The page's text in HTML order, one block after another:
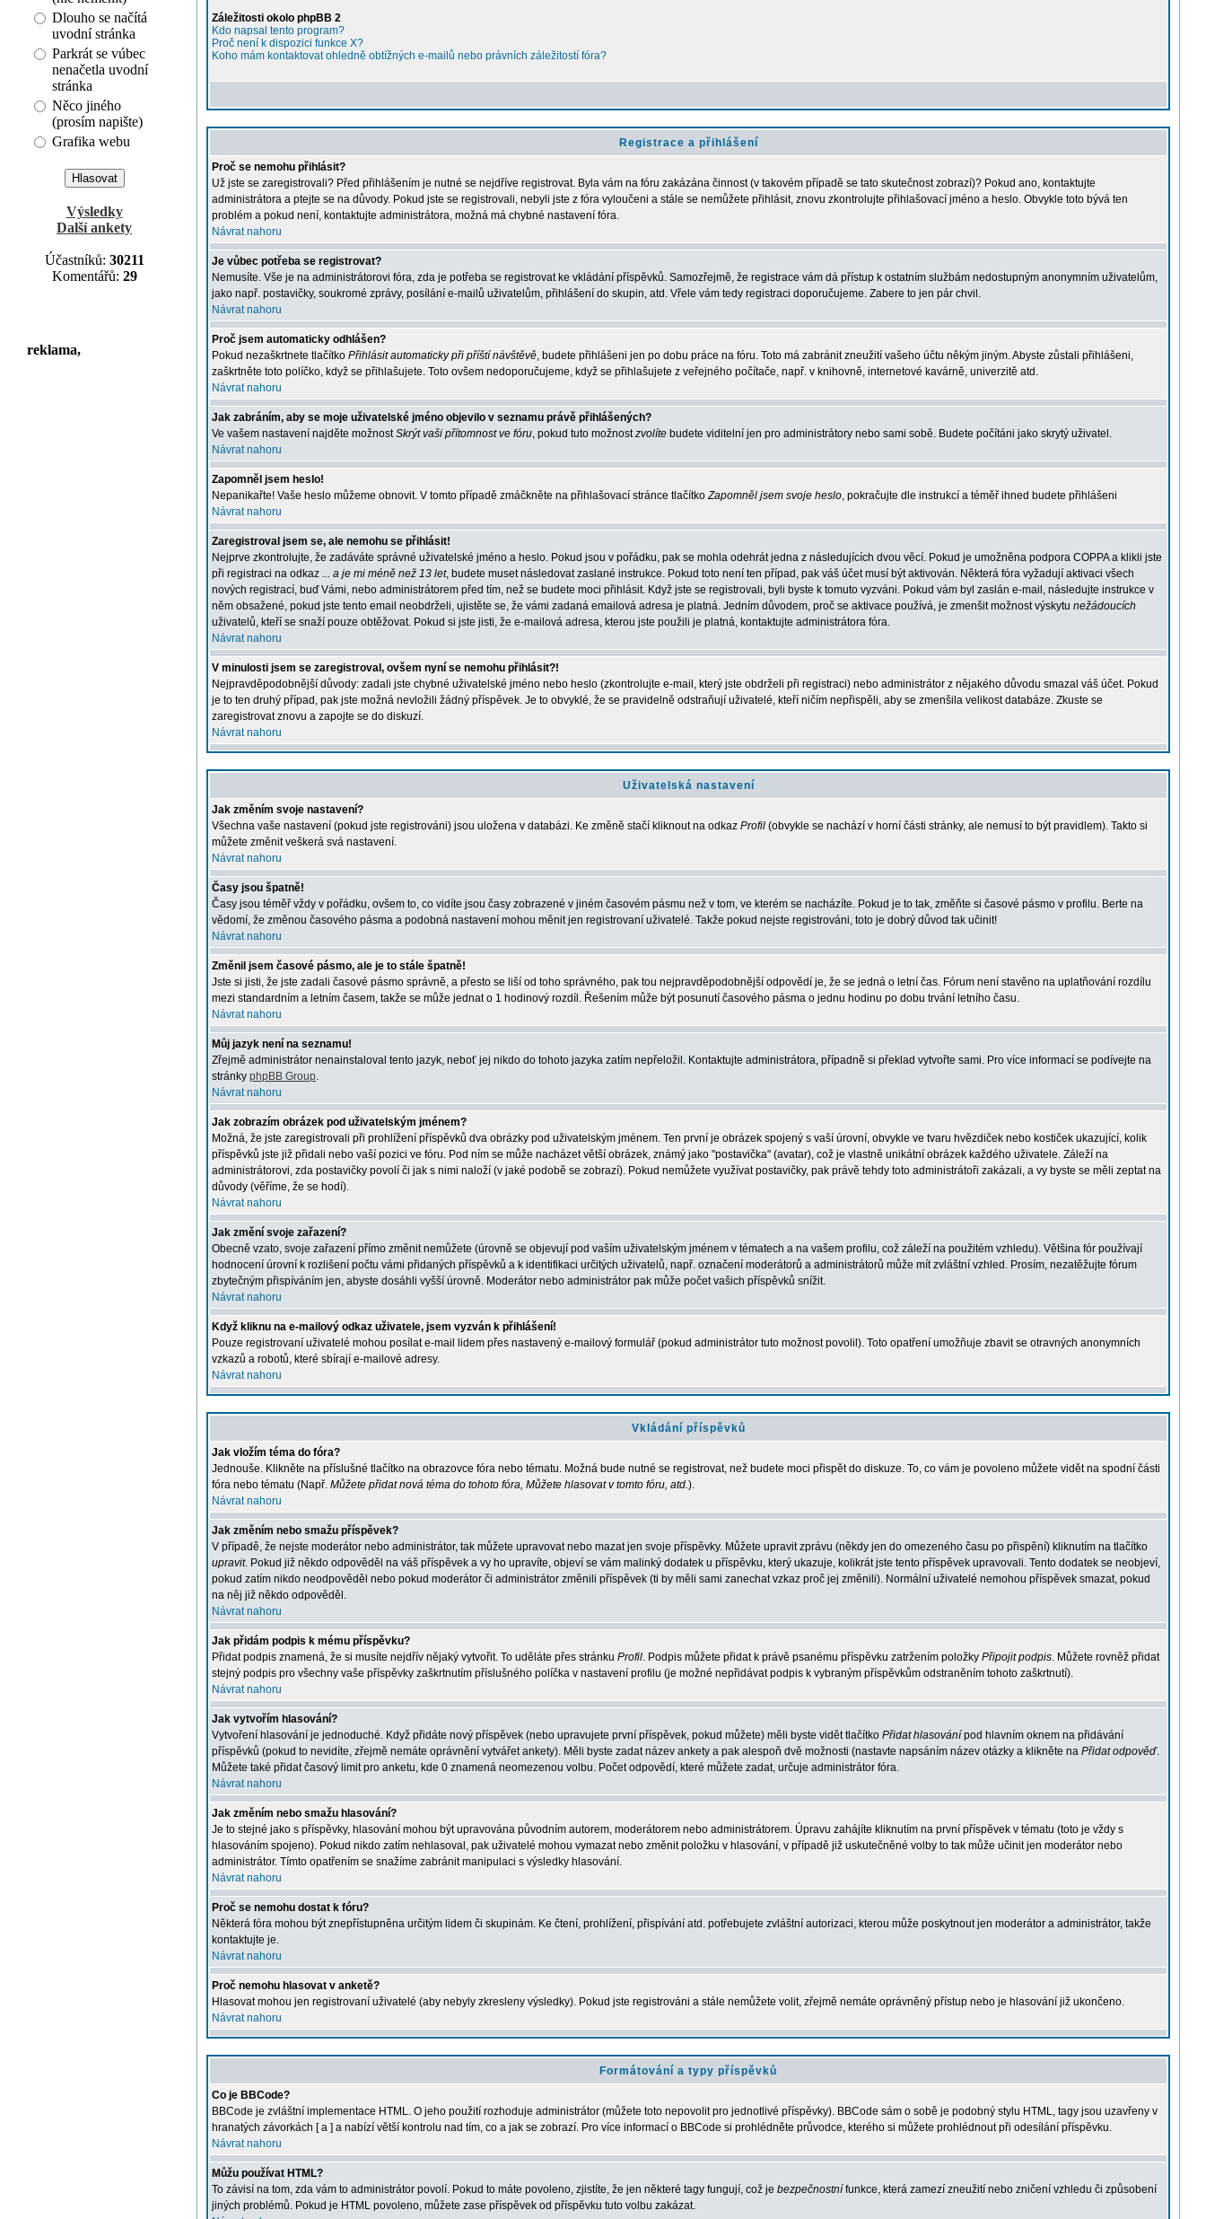
Dlouho se načítá
uvodní stránka
Parkrát se vúbec
nenačetla uvodní
stránka
Něco jiného
(prosím napište)
Grafika webu
Výsledky
Další ankety
Účastníků: 30211
Komentářů: 29
reklama,
Záležitosti okolo phpBB 2
Kdo napsal tento program?
Proč není k dispozici funkce X?
Koho mám kontaktovat ohledně obtížných e-mailů nebo právních záležitostí fóra?
Registrace a přihlášení
Proč se nemohu přihlásit?
Už jste se zaregistrovali? Před přihlášením je nutné se nejdříve registrovat. Byla vám na fóru zakázána činnost (v takovém případě se tato skutečnost zobrazí)? Pokud ano, kontaktujte
administrátora a ptejte se na důvody. Pokud jste se registrovali, nebyli jste z fóra vyloučeni a stále se nemůžete přihlásit, znovu zkontrolujte přihlašovací jméno a heslo. Obvykle toto bývá ten
problém a pokud není, kontaktujte administrátora, možná má chybné nastavení fóra.
Návrat nahoru
Je vůbec potřeba se registrovat?
Nemusíte. Vše je na administrátorovi fóra, zda je potřeba se registrovat ke vkládání příspěvků. Samozřejmě, že registrace vám dá přístup k ostatním službám nedostupným anonymním uživatelům,
jako např. postavičky, soukromé zprávy, posílání e-mailů uživatelům, přihlášení do skupin, atd. Vřele vám tedy registraci doporučujeme. Zabere to jen pár chvil.
Návrat nahoru
Proč jsem automaticky odhlášen?
Pokud nezaškrtnete tlačítko Přihlásit automaticky při příští návštěvě, budete přihlášeni jen po dobu práce na fóru. Toto má zabránit zneužití vašeho účtu někým jiným. Abyste zůstali přihlášeni,
zaškrtněte toto políčko, když se přihlašujete. Toto ovšem nedoporučujeme, když se přihlašujete z veřejného počítače, např. v knihovně, internetové kavárně, univerzitě atd.
Návrat nahoru
Jak zabráním, aby se moje uživatelské jméno objevilo v seznamu právě přihlášených?
Ve vašem nastavení najděte možnostSkrýt vaši přítomnost ve fóru, pokud tuto možnostzvolíte budete viditelní jen pro administrátory nebo sami sobě. Budete počítáni jako skrytý uživatel.
Návrat nahoru
Zapomněl jsem heslo!
Nepanikařte! Vaše heslo můžeme obnovit. V tomto případě zmáčkněte na přihlašovací stránce tlačítkoZapomněl jsem svoje heslo, pokračujte dle instrukcí a téměř ihned budete přihlášeni
Návrat nahoru
Zaregistroval jsem se, ale nemohu se přihlásit!
Nejprve zkontrolujte, že zadáváte správné uživatelské jméno a heslo. Pokud jsou v pořádku, pak se mohla odehrát jedna z následujících dvou věcí. Pokud je umožněna podpora COPPA a klikli jste
při registraci na odkaz ... a je mi méně než 13 let, budete muset následovat zaslané instrukce. Pokud toto není ten případ, pak váš účet musí být aktivován. Některá fóra vyžadují aktivaci všech
nových registrací, buď Vámi, nebo administrátorem před tím, než se budete moci přihlásit. Když jste se registrovali, byli byste k tomuto vyzváni. Pokud vám byl zaslán e-mail, následujte instrukce v
něm obsažené, pokud jste tento email neobdrželi, ujistěte se, že vámi zadaná emailová adresa je platná. Jedním důvodem, proč se aktivace používá, je zmenšit možnost výskytu nežádoucích
uživatelů, kteří se snaží pouze obtěžovat. Pokud si jste jisti, že e-mailová adresa, kterou jste použili je platná, kontaktujte administrátora fóra.
Návrat nahoru
V minulosti jsem se zaregistroval, ovšem nyní se nemohu přihlásit?!
Nejpravděpodobnější důvody: zadali jste chybné uživatelské jméno nebo heslo (zkontrolujte e-mail, který jste obdrželi při registraci) nebo administrátor z nějakého důvodu smazal váš účet. Pokud
je to ten druhý případ, pak jste možná nevložili žádný příspěvek. Je to obvyklé, že se pravidelně odstraňují uživatelé, kteří ničím nepřispěli, aby se zmenšila velikost databáze. Zkuste se
zaregistrovat znovu a zapojte se do diskuzí.
Návrat nahoru
Uživatelská nastavení
Jak změním svoje nastavení?
Všechna vaše nastavení (pokud jste registrováni) jsou uložena v databázi. Ke změně stačí kliknout na odkaz Profil (obvykle se nachází v horní části stránky, ale nemusí to být pravidlem). Takto si
můžete změnit veškerá svá nastavení.
Návrat nahoru
Časy jsou špatně!
Časy jsou téměř vždy v pořádku, ovšem to, co vidíte jsou časy zobrazené v jiném časovém pásmu než v tom, ve kterém se nacházíte. Pokud je to tak, změňte si časové pásmo v profilu. Berte na
vědomí, že změnou časového pásma a podobná nastavení mohou měnit jen registrovaní uživatelé. Takže pokud nejste registrováni, toto je dobrý důvod tak učinit!
Návrat nahoru
Změnil jsem časové pásmo, ale je to stále špatně!
Jste si jisti, že jste zadali časové pásmo správně, a přesto se liší od toho správného, pak tou nejpravděpodobnější odpovědí je, že se jedná o letní čas. Fórum není stavěno na uplatňování rozdílu
mezi standardním a letním časem, takže se může jednat o 1 hodinový rozdíl. Řešením může být posunutí časového pásma o jednu hodinu po dobu trvání letního času.
Návrat nahoru
Můj jazyk není na seznamu!
Zřejmě administrátor nenainstaloval tento jazyk, neboť jej nikdo do tohoto jazyka zatím nepřeložil. Kontaktujte administrátora, případně si překlad vytvořte sami. Pro více informací se podívejte na
stránky phpBB Group.
Návrat nahoru
Jak zobrazím obrázek pod uživatelským jménem?
Možná, že jste zaregistrovali při prohlížení příspěvků dva obrázky pod uživatelským jménem. Ten první je obrázek spojený s vaší úrovní, obvykle ve tvaru hvězdiček nebo kostiček ukazující, kolik
příspěvků jste již přidali nebo vaší pozici ve fóru. Pod ním se může nacházet větší obrázek, známý jako "postavička" (avatar), což je vlastně unikátní obrázek každého uživatele. Záleží na
administrátorovi, zda postavičky povolí či jak s nimi naloží (v jaké podobě se zobrazí). Pokud nemůžete využívat postavičky, pak právě tehdy toto administrátoři zakázali, a vy byste se měli zeptat na
důvody (věříme, že se hodí).
Návrat nahoru
Jak změní svoje zařazení?
Obecně vzato, svoje zařazení přímo změnit nemůžete (úrovně se objevují pod vaším uživatelským jménem v tématech a na vašem profilu, což záleží na použitém vzhledu). Většina fór používají
hodnocení úrovní k rozlišení počtu vámi přidaných příspěvků a k identifikaci určitých uživatelů, např. označení moderátorů a administrátorů může mít zvláštní vzhled. Prosím, nezatěžujte fórum
zbytečným přispíváním jen, abyste dosáhli vyšší úrovně. Moderátor nebo administrátor pak může počet vašich příspěvků snížit.
Návrat nahoru
Když kliknu na e-mailový odkaz uživatele, jsem vyzván k přihlášení!
Pouze registrovaní uživatelé mohou posílat e-mail lidem přes nastavený e-mailový formulář (pokud administrátor tuto možnost povolil). Toto opatření umožňuje zbavit se otravných anonymních
vzkazů a robotů, které sbírají e-mailové adresy.
Návrat nahoru
Vkládání příspěvků
Jak vložím téma do fóra?
Jednouše. Klikněte na příslušné tlačítko na obrazovce fóra nebo tématu. Možná bude nutné se registrovat, než budete moci přispět do diskuze. To, co vám je povoleno můžete vidět na spodní části
fóra nebo tématu (Např. Můžete přidat nová téma do tohoto fóra, Můžete hlasovat v tomto fóru, atd.).
Návrat nahoru
Jak změním nebo smažu příspěvek?
V případě, že nejste moderátor nebo administrátor, tak můžete upravovat nebo mazat jen svoje příspěvky. Můžete upravit zprávu (někdy jen do omezeného času po přispění) kliknutím na tlačítko
upravit. Pokud již někdo odpověděl na váš příspěvek a vy ho upravíte, objeví se vám malinký dodatek u příspěvku, který ukazuje, kolikrát jste tento příspěvek upravovali. Tento dodatek se neobjeví,
pokud zatím nikdo neodpověděl nebo pokud moderátor či administrátor změnili příspěvek (ti by měli sami zanechat vzkaz proč jej změnili). Normální uživatelé nemohou příspěvek smazat, pokud
na něj již někdo odpověděl.
Návrat nahoru
Jak přidám podpis k mému příspěvku?
Přidat podpis znamená, že si musíte nejdřív nějaký vytvořit. To uděláte přes stránku Profil. Podpis můžete přidat k právě psanému příspěvku zatržením položky Připojit podpis. Můžete rovněž přidat
stejný podpis pro všechny vaše příspěvky zaškrtnutím příslušného políčka v nastavení profilu (je možné nepřidávat podpis k vybraným příspěvkům odstraněním tohoto zaškrtnutí).
Návrat nahoru
Jak vytvořím hlasování?
Vytvoření hlasování je jednoduché. Když přidáte nový příspěvek (nebo upravujete první příspěvek, pokud můžete) měli byste vidět tlačítko Přidat hlasování pod hlavním oknem na přidávání
příspěvků (pokud to nevidíte, zřejmě nemáte oprávnění vytvářet ankety). Měli byste zadat název ankety a pak alespoň dvě možnosti (nastavte napsáním název otázky a klikněte na Přidat odpověď.
Můžete také přidat časový limit pro anketu, kde 0 znamená neomezenou volbu. Počet odpovědí, které můžete zadat, určuje administrátor fóra.
Návrat nahoru
Jak změním nebo smažu hlasování?
Je to stejné jako s příspěvky, hlasování mohou být upravována původním autorem, moderátorem nebo administrátorem. Úpravu zahájíte kliknutím na první příspěvek v tématu (toto je vždy s
hlasováním spojeno). Pokud nikdo zatím nehlasoval, pak uživatelé mohou vymazat nebo změnit položku v hlasování, v případě již uskutečněné volby to tak může učinit jen moderátor nebo
administrátor. Tímto opatřením se snažíme zabránit manipulaci s výsledky hlasování.
Návrat nahoru
Proč se nemohu dostat k fóru?
Některá fóra mohou být znepřístupněna určitým lidem či skupinám. Ke čtení, prohlížení, přispívání atd. potřebujete zvláštní autorizaci, kterou může poskytnout jen moderátor a administrátor, takže
kontaktujte je.
Návrat nahoru
Proč nemohu hlasovat v anketě?
Hlasovat mohou jen registrovaní uživatelé (aby nebyly zkresleny výsledky). Pokud jste registrováni a stále nemůžete volit, zřejmě nemáte oprávněný přístup nebo je hlasování již ukončeno.
Návrat nahoru
Formátování a typy příspěvků
Co je BBCode?
BBCode je zvláštní implementace HTML. O jeho použití rozhoduje administrátor (můžete toto nepovolit pro jednotlivé příspěvky). BBCode sám o sobě je podobný stylu HTML, tagy jsou uzavřeny v
hranatých závorkách [ a ] a nabízí větší kontrolu nad tím, co a jak se zobrazí. Pro více informací o BBCode si prohlédněte průvodce, kterého si můžete prohlédnout při odesílání příspěvku.
Návrat nahoru
Můžu používat HTML?
To závisí na tom, zda vám to administrátor povolí. Pokud to máte povoleno, zjistíte, že jen některé tagy fungují, což je bezpečnostní funkce, která zamezí zneužití nebo zničení vzhledu či způsobení
jiných problémů. Pokud je HTML povoleno, můžete zase příspěvek od příspěvku tuto volbu zakázat.